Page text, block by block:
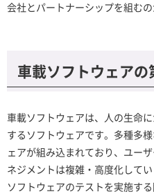
会社とパートナーシップを組むの
車載ソフトウェア
車載ソフトウェアは、人の生命
するソフトウェアです。多種多
ェアが組み込まれており、ユー
ネジメントは複雑・高度化して
ソフトウェアのテストを実施す